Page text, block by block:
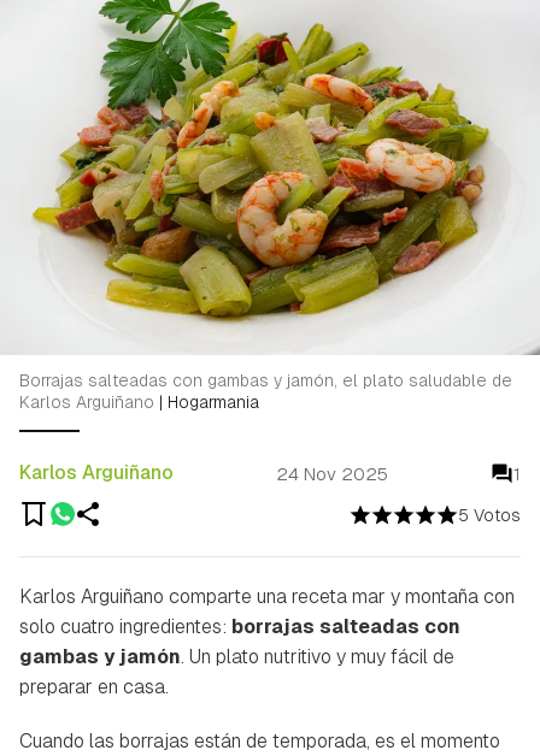
5 Votos
Karlos Arguiñano 24 Nov 2025 1
Borrajas salteadas con gambas y jamón, el plato saludable de
Karlos Arguiñano | Hogarmania
Karlos Arguiñano comparte una receta mar y montaña con
solo cuatro ingredientes: borrajas salteadas con
gambas y jamón. Un plato nutritivo y muy fácil de
preparar en casa.
Cuando las borrajas están de temporada, es el momento